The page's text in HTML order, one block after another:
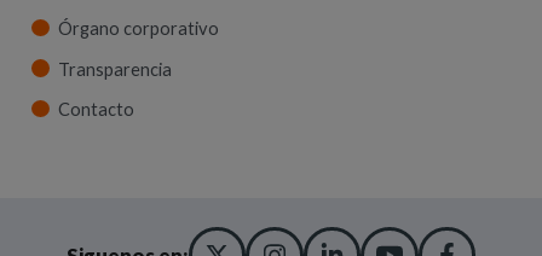
Órgano corporativo
Transparencia
Contacto